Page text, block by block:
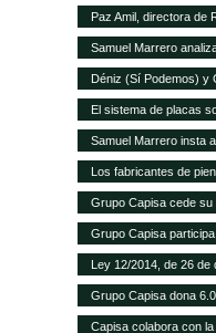
ganaderos canarios
animal
Paz Amil, directora de
foco en las personas
Samuel Marrero
ganadería canaria
Déniz (Sí Podemos) y
canaria
El sistema de placas
atmósfera 95,5
Samuel Marrero insta
Fondo de
crisis
Los fabricantes de
canaria y demandan
Grupo Capisa cede
Grupo Capisa
investigación ganadera
Ley 12/2014, de 26
información pública.
Grupo Capisa dona
Capisa colabora con